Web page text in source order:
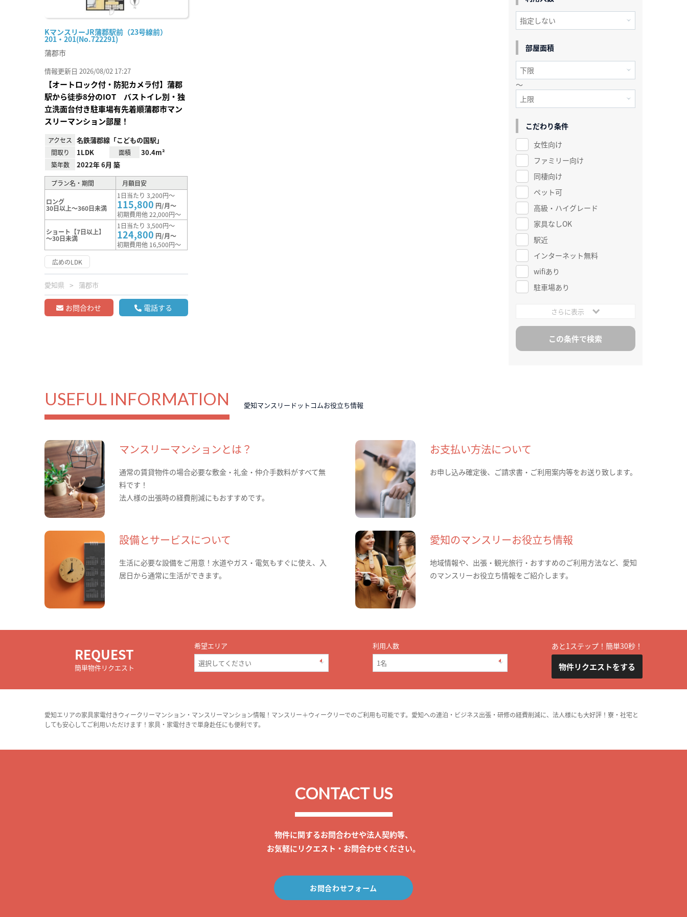
KマンスリーJR蒲郡駅前（23号線前）
201・201(No.722291)
蒲郡市
情報更新日 2026/08/02 17:27
【オートロック付・防犯カメラ付】蒲郡
駅から徒歩8分のIOT バストイレ別・独
立洗面台付き駐車場有先着順蒲郡市マン
スリーマンション部屋！
アクセス 名鉄蒲郡線「こどもの国駅」
間取り 1LDK 面積 30.4m²
築年数 2022年 6月 築
プラン名・期間 月額目安
ロング
30日以上～360日未満
1日当たり 3,200円～
115,800 円/月～
初期費用他 22,000円～
ショート【7日以上】
～30日未満
1日当たり 3,500円～
124,800 円/月～
初期費用他 16,500円～
広めのLDK
愛知県 蒲郡市
お問合わせ 電話する
部屋面積
～
こだわり条件
女性向け
ファミリー向け
同棲向け
ペット可
高級・ハイグレード
家具なしOK
駅近
インターネット無料
wifiあり
駐車場あり
さらに表示
USEFUL INFORMATION 愛知マンスリードットコムお役立ち情報
マンスリーマンションとは？
通常の賃貸物件の場合必要な敷金・礼金・仲介手数料がすべて無
料です！
法人様の出張時の経費削減にもおすすめです。
お支払い方法について
お申し込み確定後、ご請求書・ご利用案内等をお送り致します。
設備とサービスについて
生活に必要な設備をご用意！水道やガス・電気もすぐに使え、入
居日から通常に生活ができます。
愛知のマンスリーお役立ち情報
地域情報や、出張・観光旅行・おすすめのご利用方法など、愛知
のマンスリーお役立ち情報をご紹介します。
REQUEST
簡単物件リクエスト
希望エリア 利用人数 あと1ステップ！簡単30秒！
物件リクエストをする
愛知エリアの家具家電付きウィークリーマンション・マンスリーマンション情報！マンスリー＋ウィークリーでのご利用も可能です。愛知への連泊・ビジネス出張・研修の経費削減に、法人様にも大好評！寮・社宅と
しても安心してご利用いただけます！家具・家電付きで単身赴任にも便利です。
CONTACT US
物件に関するお問合わせや法人契約等、
お気軽にリクエスト・お問合わせください。
お問合わせフォーム